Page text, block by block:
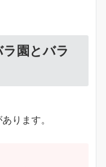
園とバラ
ります。